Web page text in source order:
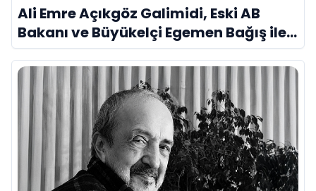
Ali Emre Açıkgöz Galimidi, Eski AB
Bakanı ve Büyükelçi Egemen Bağış ile
Bir Araya Geldi